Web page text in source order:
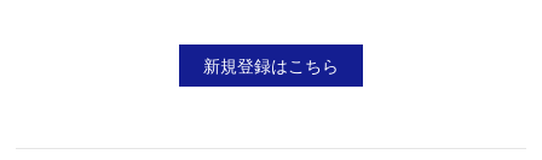
新規登録はこちら